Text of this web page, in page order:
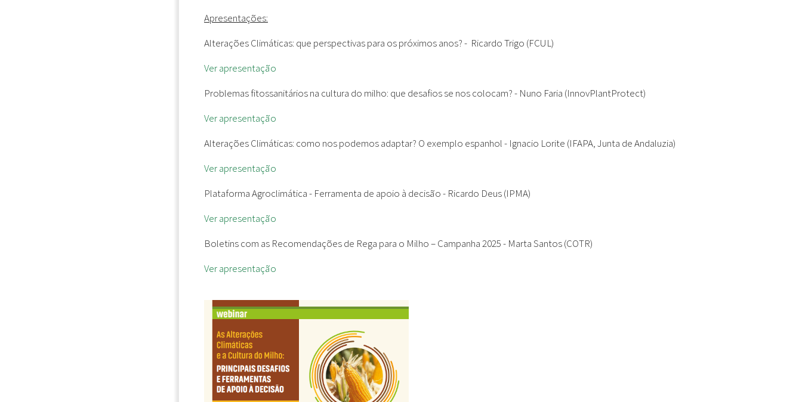
Apresentações:
Alterações Climáticas: que perspectivas para os próximos anos? - Ricardo Trigo (FCUL)
Ver apresentação
Problemas fitossanitários na cultura do milho: que desafios se nos colocam? - Nuno Faria (InnovPlantProtect)
Ver apresentação
Alterações Climáticas: como nos podemos adaptar? O exemplo espanhol - Ignacio Lorite (IFAPA, Junta de Andaluzia)
Ver apresentação
Plataforma Agroclimática - Ferramenta de apoio à decisão - Ricardo Deus (IPMA)
Ver apresentação
Boletins com as Recomendações de Rega para o Milho – Campanha 2025 - Marta Santos (COTR)
Ver apresentação